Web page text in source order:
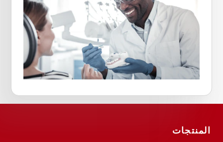
المنتجات